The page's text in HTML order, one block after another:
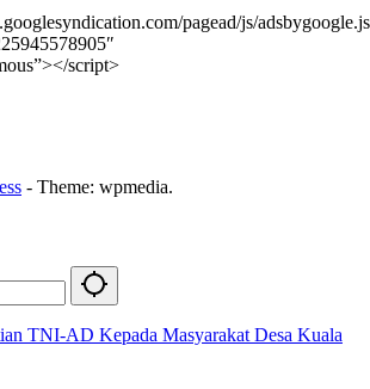
pagead/js/
script>
- Theme: wpmedia.
TNI-AD Kepada Masyarakat Desa Kuala